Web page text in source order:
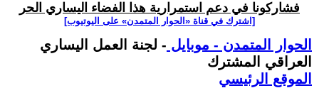
فشاركونا في دعم استمرارية هذا الفضاء اليساري الحر
[اشترك في قناة ‫«الحوار المتمدن» على اليوتيوب]
الحوار المتمدن - موبايل - لجنة العمل اليساري
العراقي المشترك
الموقع الرئيسي